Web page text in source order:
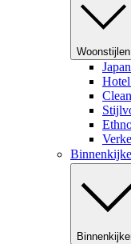
Woonstijlen